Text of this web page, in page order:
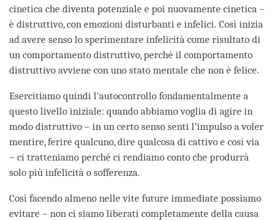
cinetica che diventa potenziale e poi nuovamente cinetica –
è distruttivo, con emozioni disturbanti e infelici. Così inizia
ad avere senso lo sperimentare infelicità come risultato di
un comportamento distruttivo, perché il comportamento
distruttivo avviene con uno stato mentale che non è felice.
Esercitiamo quindi l'autocontrollo fondamentalmente a
questo livello iniziale: quando abbiamo voglia di agire in
modo distruttivo – in un certo senso senti l’impulso a voler
mentire, ferire qualcuno, dire qualcosa di cattivo e così via
– ci tratteniamo perché ci rendiamo conto che produrrà
solo più infelicità o sofferenza.
Così facendo almeno nelle vite future immediate possiamo
evitare – non ci siamo liberati completamente della causa